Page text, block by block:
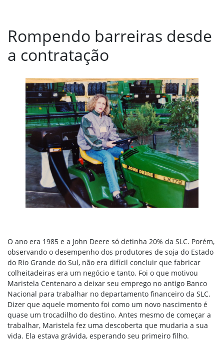
Rompendo barreiras desde
a contratação
O ano era 1985 e a John Deere só detinha 20% da SLC. Porém,
observando o desempenho dos produtores de soja do Estado
do Rio Grande do Sul, não era difícil concluir que fabricar
colheitadeiras era um negócio e tanto. Foi o que motivou
Maristela Centenaro a deixar seu emprego no antigo Banco
Nacional para trabalhar no departamento financeiro da SLC.
Dizer que aquele momento foi como um novo nascimento é
quase um trocadilho do destino. Antes mesmo de começar a
trabalhar, Maristela fez uma descoberta que mudaria a sua
vida. Ela estava grávida, esperando seu primeiro filho.